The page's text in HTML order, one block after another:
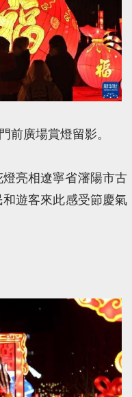
前廣場賞燈留影。
亮相遼寧省瀋陽市古
遊客來此感受節慶氣